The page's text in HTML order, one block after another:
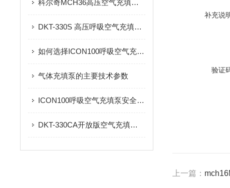
科尔奇MCH36高压空气充填泵正确使用细则
DKT-330S 高压呼吸空气充填泵产品信息
如何选择ICON100呼吸空气充填泵？汽油机与电机驱动的适用场景
气体充填泵的主要技术参数
ICON100呼吸空气充填泵安全操作与气瓶连接规范
DKT-330CA开放版空气充填泵操作使用注意事项
补充说
验证
上一篇：